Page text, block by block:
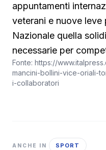
appuntamenti
veterani e nuove leve
Nazionale quella
necessarie per
Fonte: https://
mancini-bollini-vice-oriali-
i-collaboratori
ANCHE IN SPORT